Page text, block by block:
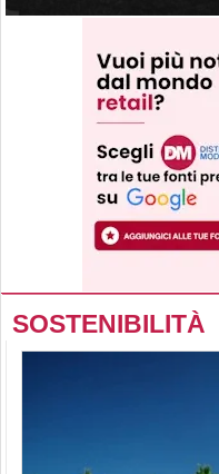
SOSTENIBILITÀ